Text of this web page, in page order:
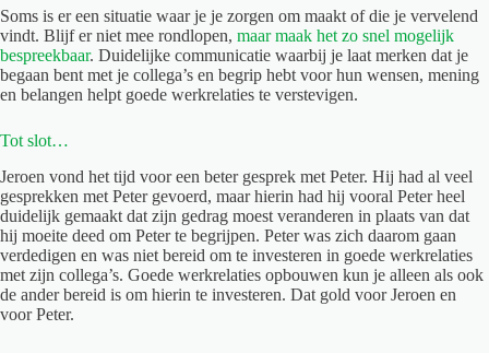
Soms is er een situatie waar je je zorgen om maakt of die je vervelend
vindt. Blijf er niet mee rondlopen, maar maak het zo snel mogelijk
bespreekbaar. Duidelijke communicatie waarbij je laat merken dat je
begaan bent met je collega’s en begrip hebt voor hun wensen, mening
en belangen helpt goede werkrelaties te verstevigen.
Tot slot…
Jeroen vond het tijd voor een beter gesprek met Peter. Hij had al veel
gesprekken met Peter gevoerd, maar hierin had hij vooral Peter heel
duidelijk gemaakt dat zijn gedrag moest veranderen in plaats van dat
hij moeite deed om Peter te begrijpen. Peter was zich daarom gaan
verdedigen en was niet bereid om te investeren in goede werkrelaties
met zijn collega’s. Goede werkrelaties opbouwen kun je alleen als ook
de ander bereid is om hierin te investeren. Dat gold voor Jeroen en
voor Peter.